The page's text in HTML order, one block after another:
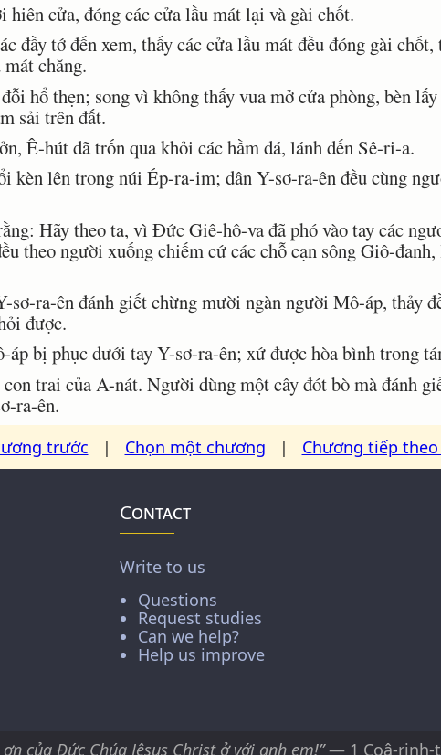
cửa, đóng các cửa lầu mát lại và gài chốt.
đầy tớ đến xem, thấy các cửa lầu mát đều đóng gài
chăng.
hổ thẹn; song vì không thấy vua mở cửa phòng, bèn
sải trên đất.
Ê-hút đã trốn qua khỏi các hầm đá, lánh đến Sê-ri-a.
kèn lên trong núi Ép-ra-im; dân Y-sơ-ra-ên đều cùng
Hãy theo ta, vì Ðức Giê-hô-va đã phó vào tay các
theo người xuống chiếm cứ các chỗ cạn sông Giô-
sơ-ra-ên đánh giết chừng mười ngàn người Mô-áp, thảy
được.
áp bị phục dưới tay Y-sơ-ra-ên; xứ được hòa bình trong
trai của A-nát. Người dùng một cây đót bò mà đánh
ra-ên.
trước | Chọn một chương | Chương tiếp
Contact
Write to us
Questions
Request studies
Can we help?
Help us improve
của Ðức Chúa Jêsus Christ ở với anh em!”— 1 Coâ-rinh-